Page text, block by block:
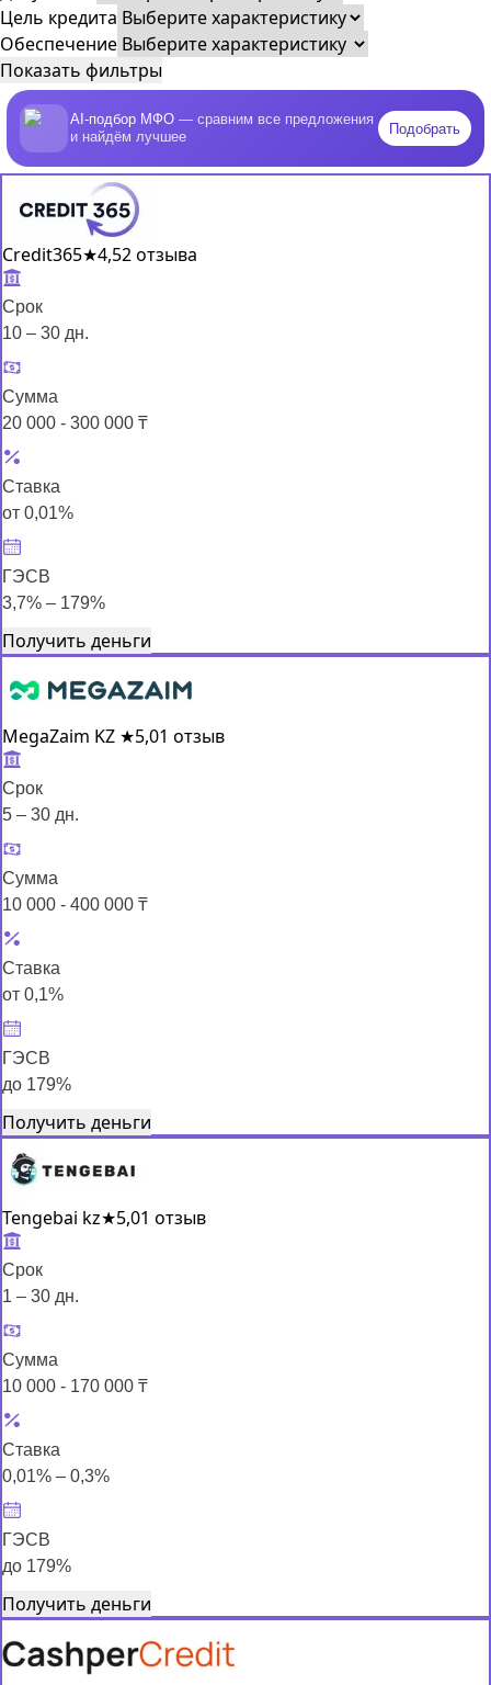
Цель кредита
Обеспечение
Показать фильтры
AI-подбор МФО — сравним все предложения
и найдём лучшее
Подобрать
Credit365★4,52 отзыва
Срок
10 – 30 дн.
Сумма
20 000 - 300 000 ₸
Ставка
от 0,01%
ГЭСВ
3,7% – 179%
Получить деньги
MegaZaim KZ ★5,01 отзыв
Срок
5 – 30 дн.
Сумма
10 000 - 400 000 ₸
Ставка
от 0,1%
ГЭСВ
до 179%
Получить деньги
Tengebai kz★5,01 отзыв
Срок
1 – 30 дн.
Сумма
10 000 - 170 000 ₸
Ставка
0,01% – 0,3%
ГЭСВ
до 179%
Получить деньги